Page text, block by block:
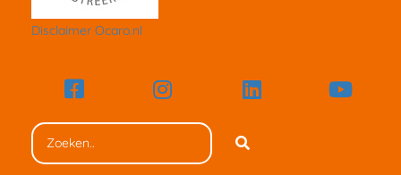
Disclaimer Ocaro.nl